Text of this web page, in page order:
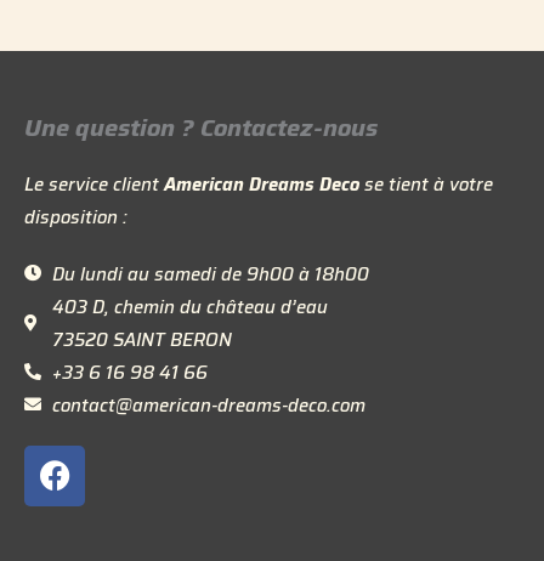
Une question ? Contactez-nous
Le service clientAmerican Dreams Decose tient à votre
disposition :
Du lundi au samedi de 9h00 à 18h00
403 D, chemin du château d’eau
73520 SAINT BERON
+33 6 16 98 41 66
contact@american-dreams-deco.com
F
a
c